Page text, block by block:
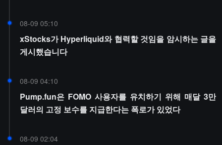
08-09 05:10
xStocks가 Hyperliquid와 협력할 것임을 암시하는 글을
게시했습니다
08-09 04:10
Pump.fun은 FOMO 사용자를 유치하기 위해 매달 3만
달러의 고정 보수를 지급한다는 폭로가 있었다
08-09 02:04